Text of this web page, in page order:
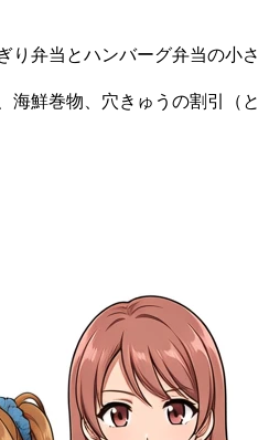
り弁当とハンバーグ弁当の小さ
海鮮巻物、穴きゅうの割引（と